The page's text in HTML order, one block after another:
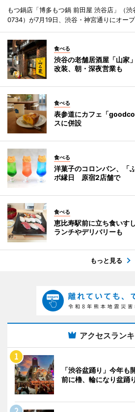
もつ鍋店「博多もつ鍋 前田屋 渋谷店」（
0734）が7月19日、渋谷・神宮通りにオープ
食べる
渋谷の老舗居酒屋「山
改装、朝・深夜営業も
食べる
表参道にカフェ「
スに併設
食べる
洋菓子のコロンバン、「
ボ縁日 原宿2店舗で
食べる
恵比寿駅前に立ち食いす
ランチやデリバリーも
もっと見る
アクセスラン
「渋谷盆踊り」今年
前に櫓、輪になり盆踊り